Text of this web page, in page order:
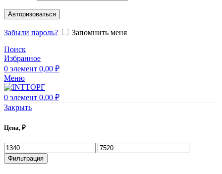
Авторизоваться
Забыли пароль?
Запомнить меня
Поиск
Избранное
0 элемент 0,00 ₽
Меню
0 элемент 0,00 ₽
Закрыть
Цена, ₽
Фильтрация